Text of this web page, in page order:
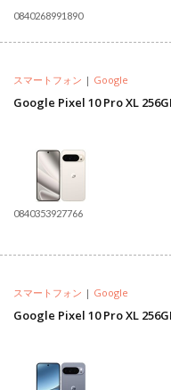
0840268991890
スマートフォン | Google
Google Pixel 10 Pro XL
0840353927766
スマートフォン | Google
Google Pixel 10 Pro XL